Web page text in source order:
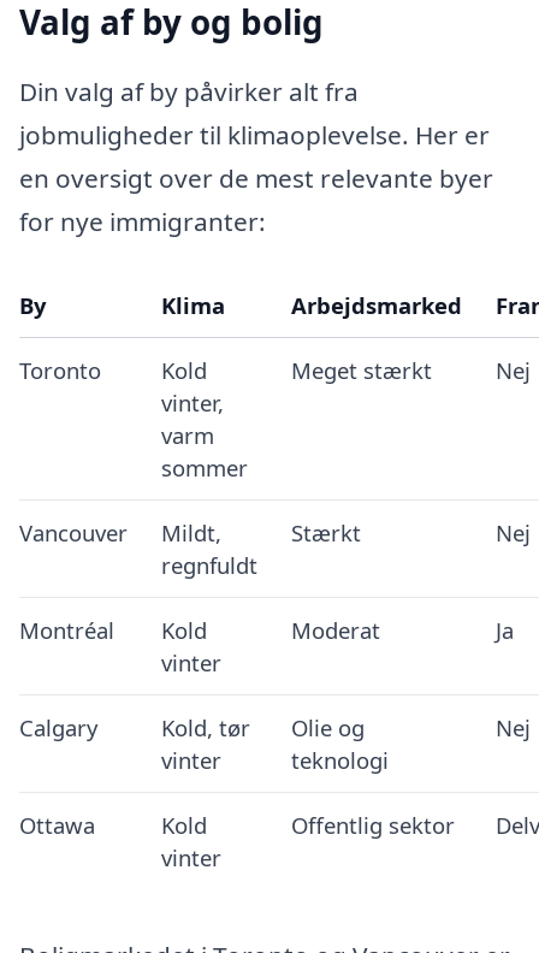
Valg af by og bolig
Din valg af by påvirker alt fra
jobmuligheder til klimaoplevelse. Her er
en oversigt over de mest relevante byer
for nye immigranter:
By Klima Arbejdsmarked
Toronto
Kold
vinter,
varm
sommer
Meget stærkt Nej
Vancouver
Mildt,
regnfuldt
Stærkt Nej
Montréal
Kold
vinter
Moderat Ja
Calgary
Kold, tør
vinter
Olie og
teknologi
Nej
Ottawa
Kold
vinter
Offentlig sektor